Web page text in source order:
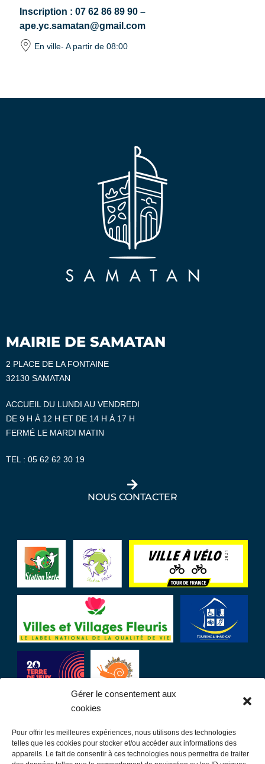
Gérer le consentement aux
cookies
Pour offrir les meilleures expériences, nous utilisons des technologies
telles que les cookies pour stocker et/ou accéder aux informations des
appareils. Le fait de consentir à ces technologies nous permettra de traiter
Inscription : 07 62 86 89 90 –
ape.yc.samatan@gmail.com
En ville- A partir de 08:00
MAIRIE DE SAMATAN
2 PLACE DE LA FONTAINE
32130 SAMATAN
ACCUEIL DU LUNDI AU VENDREDI
DE 9 H À 12 H ET DE 14 H À 17 H
FERMÉ LE MARDI MATIN
TEL : 05 62 62 30 19
NOUS CONTACTER
LIENS UTILES